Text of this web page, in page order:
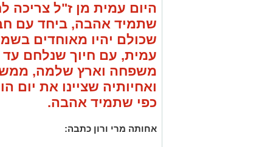
שתמיד אהבה, ביחד עם
שכולם יהיו מאוחדים
עמית, עם חיוך שנלחם עד
משפחה וארץ שלמה,
ואחיותיה שציינו את יום
כפי שתמיד אהבה.
אחותה מרי ורון כתבה: